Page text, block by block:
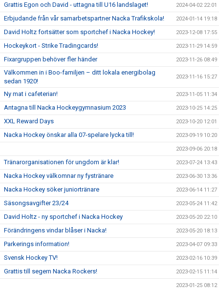
Grattis Egon och David - uttagna till U16 landslaget! 2024-04-02 22:01
Erbjudande från vår samarbetspartner Nacka Trafikskola! 2024-01-14 19:18
David Holtz fortsätter som sportchef i Nacka Hockey! 2023-12-08 17:55
Hockeykort - Strike Tradingcards! 2023-11-29 14:59
Fixargruppen behöver fler händer 2023-11-26 08:49
Välkommen in i Boo-familjen – ditt lokala energibolag
sedan 1920!
2023-11-16 15:27
Ny mat i cafeterian! 2023-11-05 11:34
Antagna till Nacka Hockeygymnasium 2023 2023-10-25 14:25
XXL Reward Days 2023-10-20 12:01
Nacka Hockey önskar alla 07-spelare lycka till! 2023-09-19 10:20
2023-09-06 20:18
Tränarorganisationen för ungdom är klar! 2023-07-24 13:43
Nacka Hockey välkomnar ny fystränare 2023-06-30 13:36
Nacka Hockey söker juniortränare 2023-06-14 11:27
Säsongsavgifter 23/24 2023-05-24 11:42
David Holtz - ny sportchef i Nacka Hockey 2023-05-20 22:10
Förändringens vindar blåser i Nacka! 2023-05-20 18:13
Parkerings information! 2023-04-07 09:33
Svensk Hockey TV! 2023-02-16 10:39
Grattis till segern Nacka Rockers! 2023-02-15 11:14
2023-01-25 08:12